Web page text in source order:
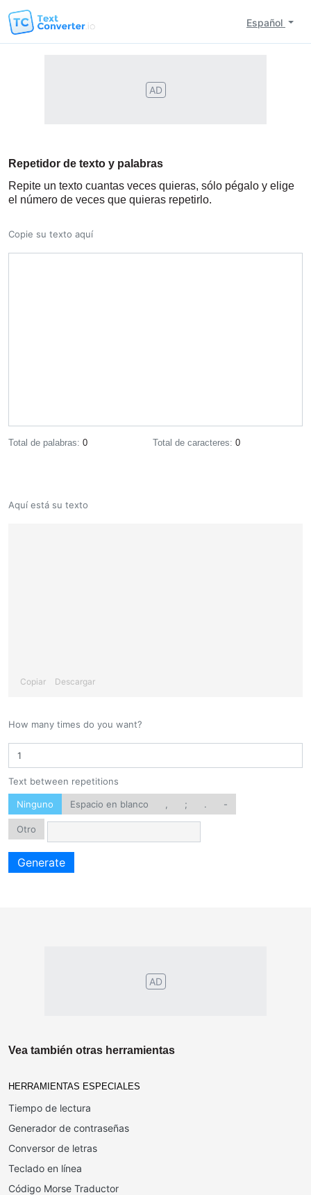
Español
AD
Repetidor de texto y palabras
Repite un texto cuantas veces quieras, sólo pégalo y elige
el número de veces que quieras repetirlo.
Copie su texto aquí
Total de palabras: 0 Total de caracteres: 0
Aquí está su texto
Copiar Descargar
How many times do you want?
Text between repetitions
Ninguno Espacio en blanco ; . -
Otro
Generate
AD
Vea también otras herramientas
HERRAMIENTAS ESPECIALES
Tiempo de lectura
Generador de contraseñas
Conversor de letras
Teclado en línea
Código Morse Traductor